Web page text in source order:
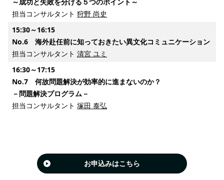
～成功と失敗を分ける５つのポイント～
担当コンサルタント 狩野 尚史
15:30～16:15
No.6 海外赴任前に知っておきたい異文化コミュニケーション
担当コンサルタント 清宮 ユミ
16:30～17:15
No.7 何故問題解決が効率的に進まないのか？
－問題解決プログラム－
担当コンサルタント 塚田 泰弘
お申込みはこちら